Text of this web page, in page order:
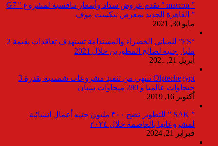
” marcon ” تقدم عروض سداد وأسعار تنافسية لمشروع ” G7
” القاهرة الجديد بمعرض نيكست موف
مايو 30, 2021
“ES” للمبانى الخضراء والمستدامة تستهدف تعاقدات بقيمة 2
مليار جنيه لصالح المطورين خلال 2021
أبريل 21, 2021
Olptechegypt تنتهي من تنفيذ مشروعات شمسية بقدرة 3
جيجاوات عالميا و 280 ميجاوات ببنبان
أكتوبر 16, 2019
” SAK ” للتطوير تضخ ٣٠٠ مليون جنيه أعمال انشائية
لمشروعاتها بالعاصمة خلال ٢٠٢٤
فبراير 21, 2024